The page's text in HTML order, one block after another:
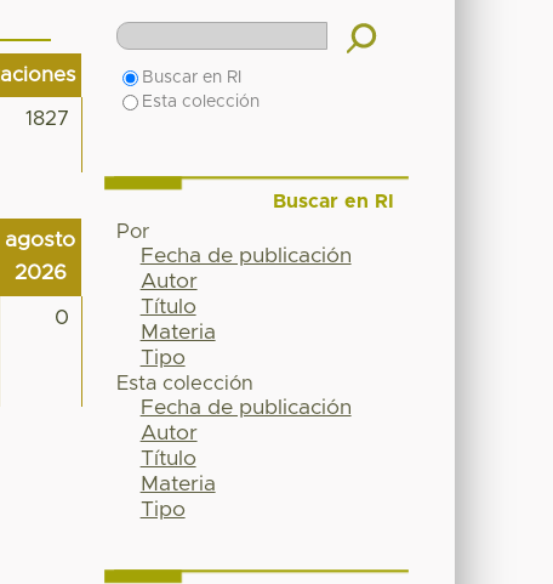
1827
agosto
2026
0
Buscar en RI
Esta colección
Buscar en RI
Por
Fecha de publicación
Autor
Título
Materia
Tipo
Esta colección
Fecha de publicación
Autor
Título
Materia
Tipo